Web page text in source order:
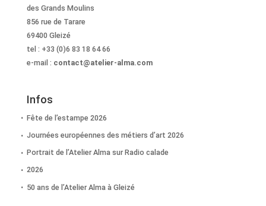
des Grands Moulins
856 rue de Tarare
69400 Gleizé
tel : +33 (0)6 83 18 64 66
e-mail : contact@atelier-alma.com
Infos
Fête de l’estampe 2026
Journées européennes des métiers d’art 2026
Portrait de l’Atelier Alma sur Radio calade
2026
50 ans de l’Atelier Alma à Gleizé